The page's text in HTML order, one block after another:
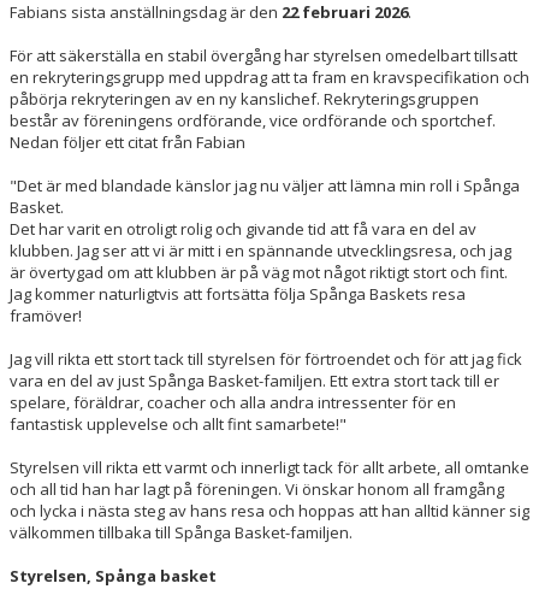
Fabians sista anställningsdag är den 22 februari 2026.
För att säkerställa en stabil övergång har styrelsen omedelbart tillsatt
en rekryteringsgrupp med uppdrag att ta fram en kravspecifikation och
påbörja rekryteringen av en ny kanslichef. Rekryteringsgruppen
består av föreningens ordförande, vice ordförande och sportchef.
Nedan följer ett citat från Fabian
"Det är med blandade känslor jag nu väljer att lämna min roll i Spånga
Basket.
Det har varit en otroligt rolig och givande tid att få vara en del av
klubben. Jag ser att vi är mitt i en spännande utvecklingsresa, och jag
är övertygad om att klubben är på väg mot något riktigt stort och fint.
Jag kommer naturligtvis att fortsätta följa Spånga Baskets resa
framöver!
Jag vill rikta ett stort tack till styrelsen för förtroendet och för att jag fick
vara en del av just Spånga Basket-familjen. Ett extra stort tack till er
spelare, föräldrar, coacher och alla andra intressenter för en
fantastisk upplevelse och allt fint samarbete!"
Styrelsen vill rikta ett varmt och innerligt tack för allt arbete, all omtanke
och all tid han har lagt på föreningen. Vi önskar honom all framgång
och lycka i nästa steg av hans resa och hoppas att han alltid känner sig
välkommen tillbaka till Spånga Basket-familjen.
Styrelsen, Spånga basket